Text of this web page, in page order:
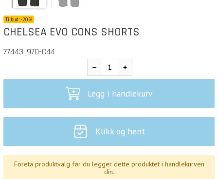
Tilbud:-20%
CHELSEA EVO CONS SHORTS
77443_970-C44
Legg i handlekurv
Klikk og hent
Foreta produktvalg før du legger dette produktet i handlekurven
din.